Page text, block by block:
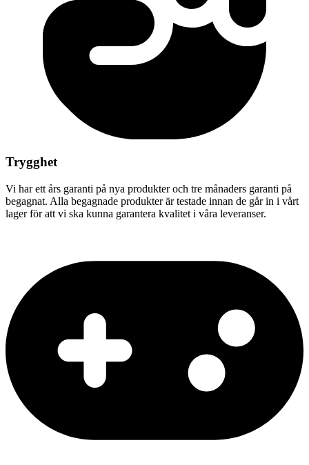
Trygghet
Vi har ett års garanti på nya produkter och tre månaders garanti på
begagnat. Alla begagnade produkter är testade innan de går in i vårt
lager för att vi ska kunna garantera kvalitet i våra leveranser.